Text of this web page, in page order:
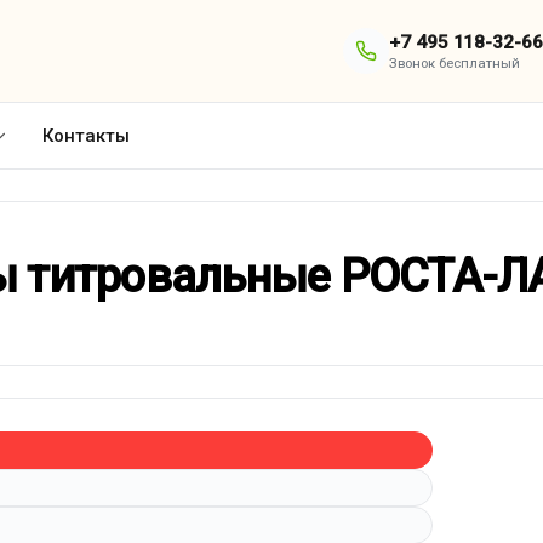
+7 495 118-32-66
Звонок бесплатный
Контакты
титровальные РОСТА-